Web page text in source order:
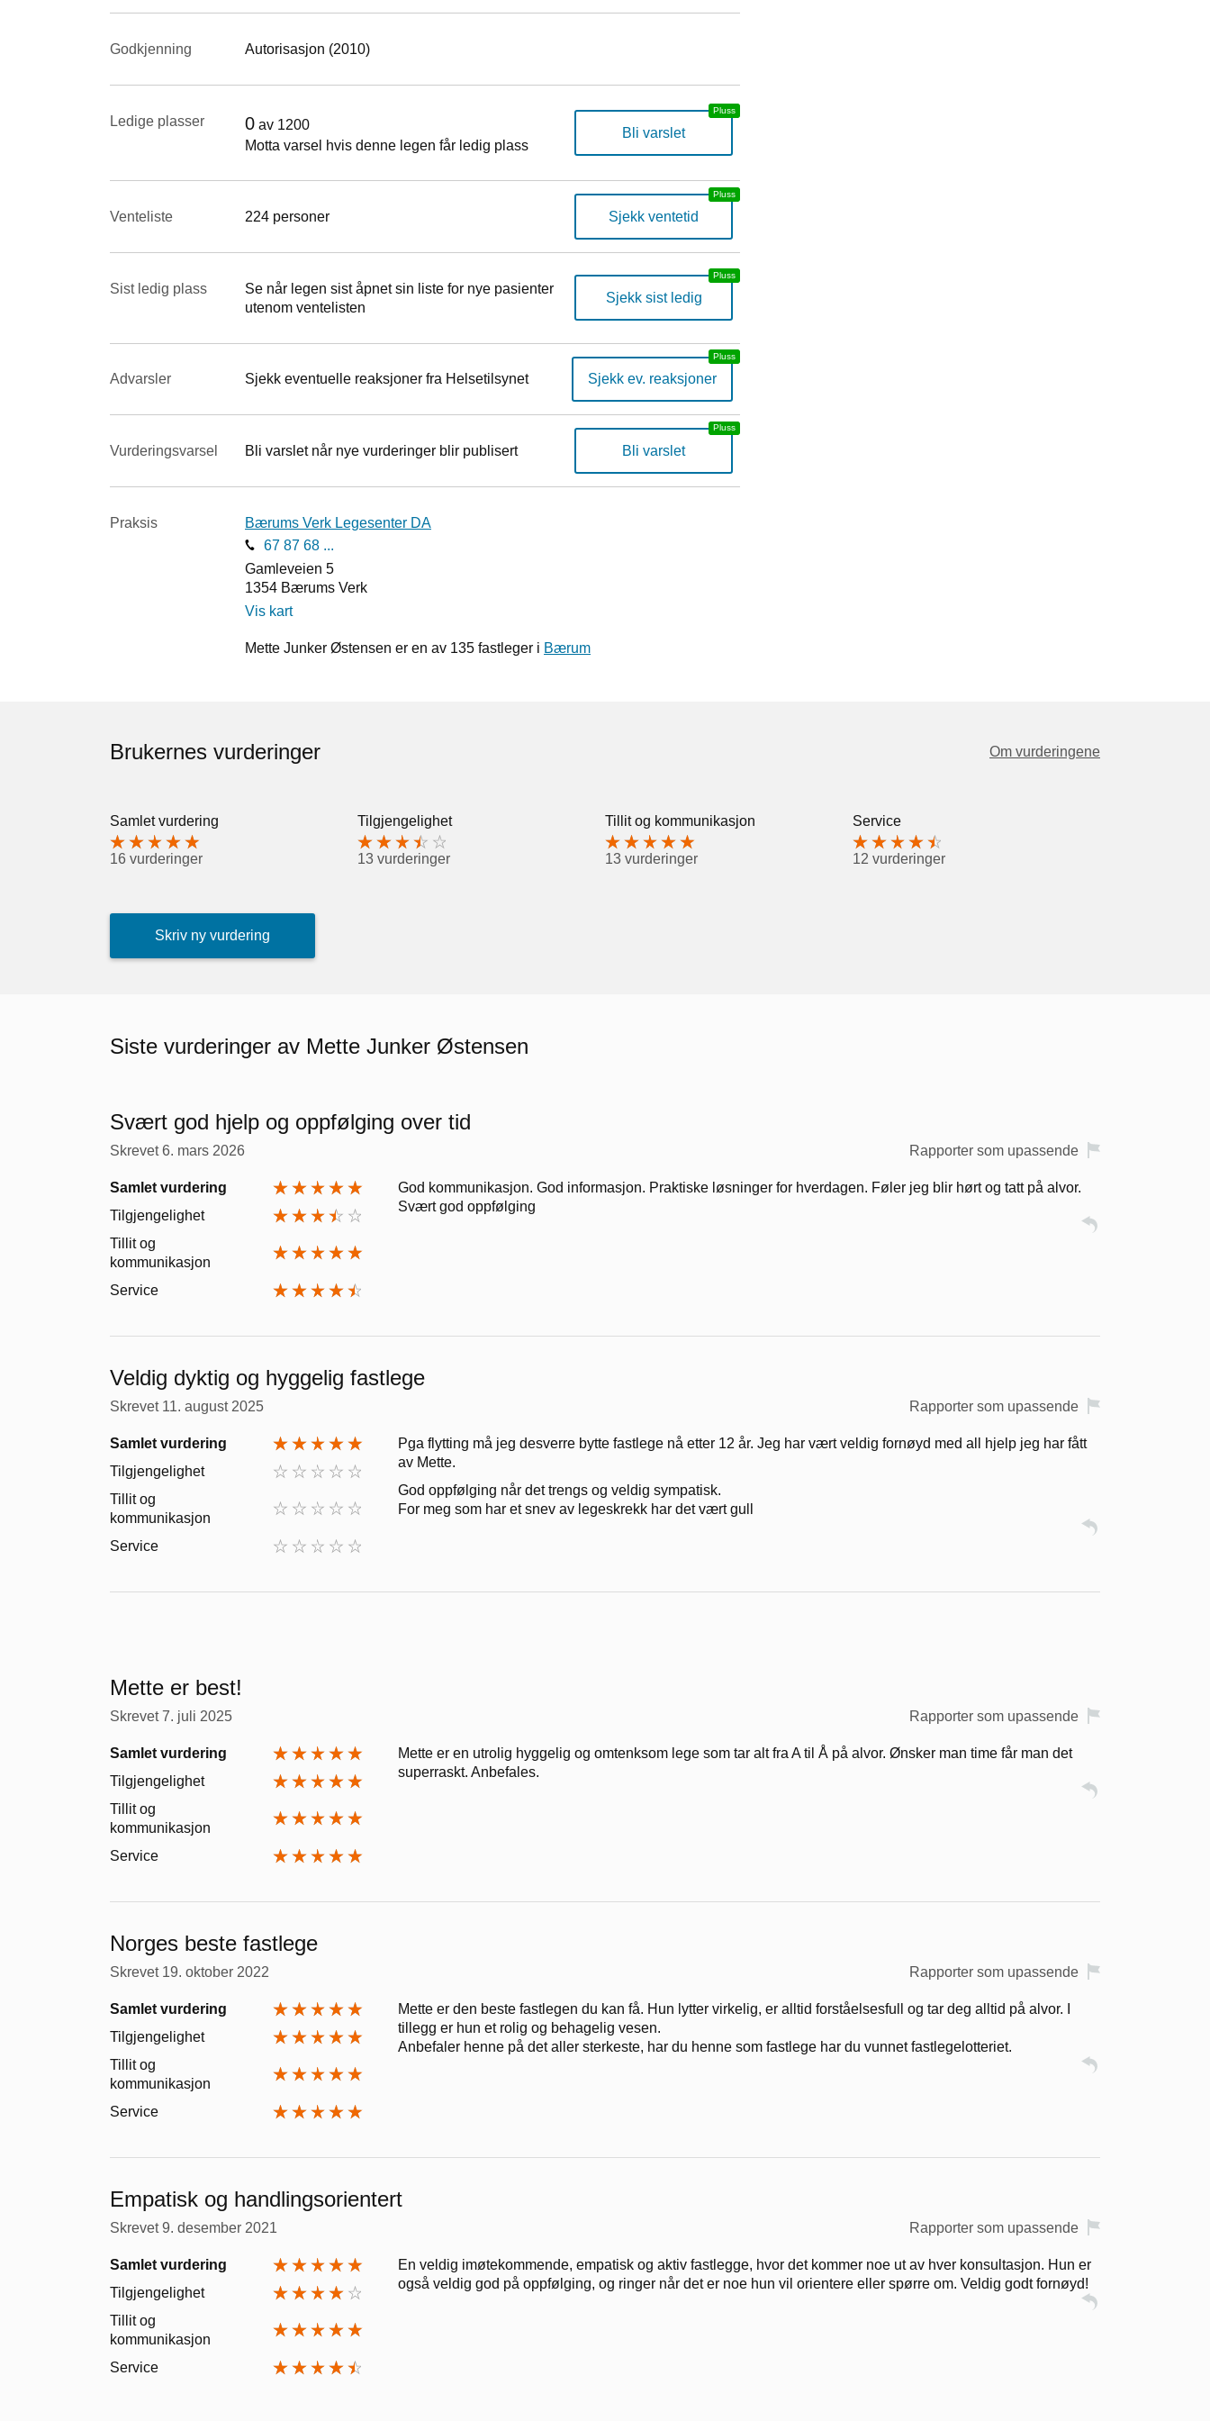
Godkjenning Autorisasjon (2010)
Ledige plasser 0 av 1200
Motta varsel hvis denne legen får ledig plass
Bli varslet
Venteliste 224 personer Sjekk ventetid
Sist ledig plass
Se når legen sist åpnet sin liste for nye pasienter
utenom ventelisten
Sjekk sist ledig
Advarsler Sjekk eventuelle reaksjoner fra Helsetilsynet Sjekk ev. reaksjoner
Vurderings­varsel Bli varslet når nye vurderinger blir publisert Bli varslet
Praksis
Bærums Verk Legesenter DA
67 87 68 ...
Gamleveien 5
1354 Bærums Verk
Vis kart
Mette Junker Østensen er en av 135 fastleger i Bærum
Brukernes vurderinger Om vurderingene
Samlet vurdering
16 vurderinger
Tilgjengelighet
13 vurderinger
Tillit og kommunikasjon
13 vurderinger
Service
12 vurderinger
Skriv ny vurdering
Siste vurderinger av Mette Junker Østensen
Svært god hjelp og oppfølging over tid
Skrevet6. mars 2026 Rapporter som upassende
Samlet vurdering
Tilgjengelighet
Tillit og
kommunikasjon
Service
God kommunikasjon. God informasjon. Praktiske løsninger for hverdagen. Føler jeg blir hørt og tatt på alvor.
Svært god oppfølging
Veldig dyktig og hyggelig fastlege
Skrevet 11. august 2025 Rapporter som upassende
Samlet vurdering
Tilgjengelighet
Tillit og
kommunikasjon
Service
Pga flytting må jeg desverre bytte fastlege nå etter 12 år. Jeg har vært veldig fornøyd med all hjelp jeg har fått
av Mette.
God oppfølging når det trengs og veldig sympatisk.
For meg som har et snev av legeskrekk har det vært gull
Mette er best!
Skrevet7. juli 2025 Rapporter som upassende
Samlet vurdering
Tilgjengelighet
Tillit og
kommunikasjon
Service
Mette er en utrolig hyggelig og omtenksom lege som tar alt fra A til Å på alvor. Ønsker man time får man det
superraskt. Anbefales.
Norges beste fastlege
Skrevet 19. oktober 2022 Rapporter som upassende
Samlet vurdering
Tilgjengelighet
Tillit og
kommunikasjon
Service
Mette er den beste fastlegen du kan få. Hun lytter virkelig, er alltid forståelsesfull og tar deg alltid på alvor. I
tillegg er hun et rolig og behagelig vesen.
Anbefaler henne på det aller sterkeste, har du henne som fastlege har du vunnet fastlegelotteriet.
Empatisk og handlingsorientert
Skrevet9. desember 2021 Rapporter som upassende
Samlet vurdering
Tilgjengelighet
Tillit og
kommunikasjon
Service
En veldig imøtekommende, empatisk og aktiv fastlegge, hvor det kommer noe ut av hver konsultasjon. Hun er
også veldig god på oppfølging, og ringer når det er noe hun vil orientere eller spørre om. Veldig godt fornøyd!